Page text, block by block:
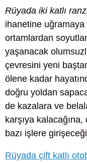
Rüyada iki katlı
ihanetine
ortamlardan
yaşanacak
çevresini yeni
ölene kadar
doğru yoldan
de kazalara ve
karşıya
bazı işlere
Rüyada çift katlı